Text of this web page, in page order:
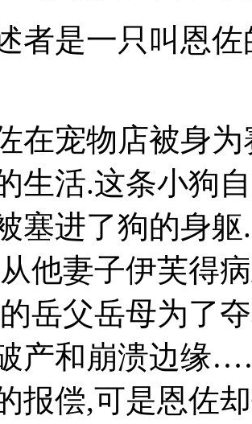
者是一只叫恩
在宠物店被身
生活.这条小狗
塞进了狗的身
他妻子伊芙得
岳父岳母为了
产和崩溃边缘
报偿,可是恩佐